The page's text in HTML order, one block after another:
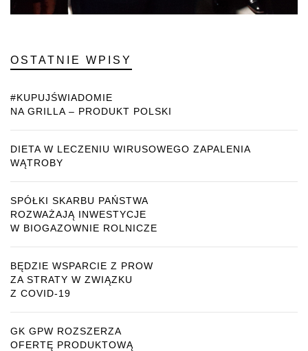
OSTATNIE WPISY
#KUPUJŚWIADOMIE
NA GRILLA – PRODUKT POLSKI
DIETA W LECZENIU WIRUSOWEGO ZAPALENIA
WĄTROBY
SPÓŁKI SKARBU PAŃSTWA
ROZWAŻAJĄ INWESTYCJE
W BIOGAZOWNIE ROLNICZE
BĘDZIE WSPARCIE Z PROW
ZA STRATY W ZWIĄZKU
Z COVID-19
GK GPW ROZSZERZA
OFERTĘ PRODUKTOWĄ